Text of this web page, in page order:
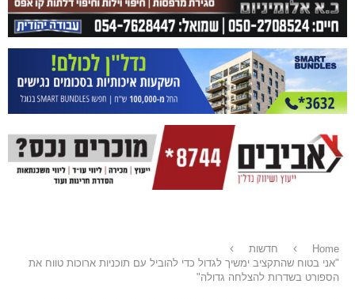
Home
חדשות
"אני בטוח שהתקציב ימשיך לגדול כדי להוביל עם תוכניות ארוכות טווח את
הספורט בשדרות להצלחה גדולה"